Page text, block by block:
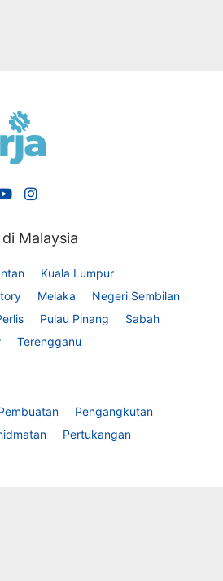
Malaysia
Kuala Lumpur
Melaka
Negeri Sembilan
Pulau Pinang
Sabah
Terengganu
Pengangkutan
Pertukangan